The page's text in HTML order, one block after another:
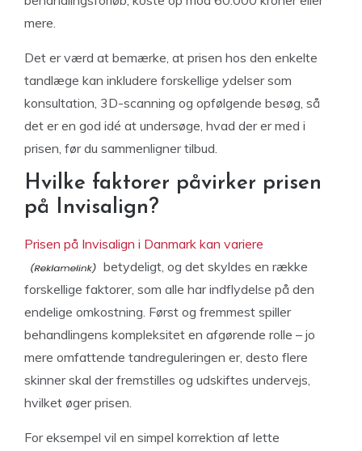
mere.
Det er værd at bemærke, at prisen hos den enkelte
tandlæge kan inkludere forskellige ydelser som
konsultation, 3D-scanning og opfølgende besøg, så
det er en god idé at undersøge, hvad der er med i
prisen, før du sammenligner tilbud.
Hvilke faktorer påvirker prisen
på Invisalign?
Prisen på Invisalign i Danmark kan variere
betydeligt, og det skyldes en række
forskellige faktorer, som alle har indflydelse på den
endelige omkostning. Først og fremmest spiller
behandlingens kompleksitet en afgørende rolle – jo
mere omfattende tandreguleringen er, desto flere
skinner skal der fremstilles og udskiftes undervejs,
hvilket øger prisen.
For eksempel vil en simpel korrektion af lette